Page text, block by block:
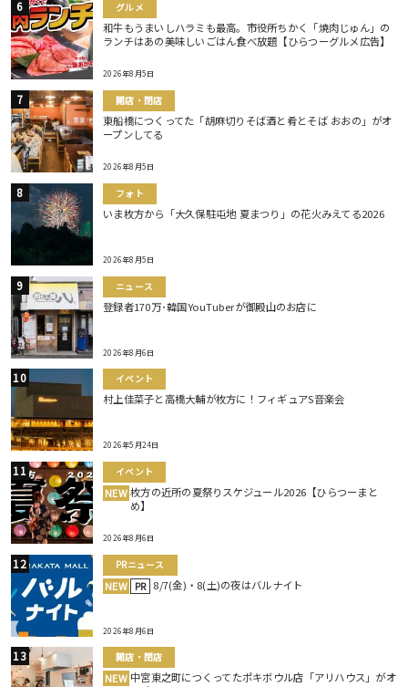
グルメ
和牛もうまいしハラミも最高。市役所ちかく「焼肉じゅん」の
ランチはあの美味しいごはん食べ放題【ひらつーグルメ広告】
2026年8月5日
開店・閉店
東船橋につくってた「胡麻切りそば酒と肴とそば おおの」がオ
ープンしてる
2026年8月5日
フォト
いま枚方から「大久保駐屯地 夏まつり」の花火みえてる2026
2026年8月5日
ニュース
登録者170万･韓国YouTuberが御殿山のお店に
2026年8月6日
イベント
村上佳菜子と高橋大輔が枚方に！フィギュアS音楽会
2026年5月24日
イベント
NEW 枚方の近所の夏祭りスケジュール2026【ひらつーまと
め】
2026年8月6日
PRニュース
NEW PR 8/7(金)・8(土)の夜はバルナイト
2026年8月6日
開店・閉店
NEW 中宮東之町につくってたポキボウル店「アリハウス」がオ